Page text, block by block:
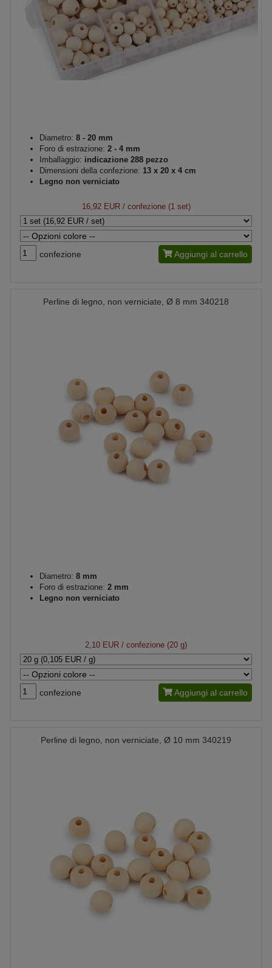
Diametro: 8 - 20 mm
Foro di estrazione: 2 - 4 mm
Imballaggio: indicazione 288 pezzo
Dimensioni della confezione: 13 x 20 x 4 cm
Legno non verniciato
16,92 EUR/ confezione (1 set)
confezione Aggiungi al carrello
Perline di legno, non verniciate, Ø 8 mm 340218
Diametro: 8 mm
Foro di estrazione: 2 mm
Legno non verniciato
2,10 EUR / confezione (20 g)
confezione Aggiungi al carrello
Perline di legno, non verniciate, Ø 10 mm 340219